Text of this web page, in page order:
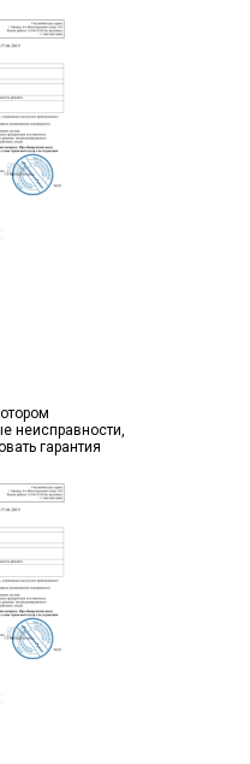
неисправности,
гарантия